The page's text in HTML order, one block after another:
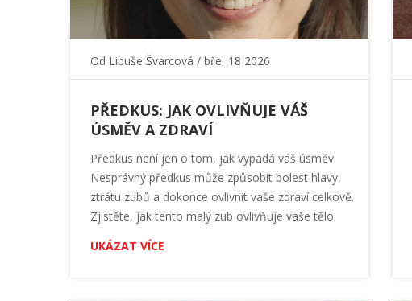
Od Libuše Švarcová / bře, 18 2026
PŘEDKUS: JAK OVLIVŇUJE VÁŠ
ÚSMĚV A ZDRAVÍ
Předkus není jen o tom, jak vypadá váš úsměv.
Nesprávný předkus může způsobit bolest hlavy,
ztrátu zubů a dokonce ovlivnit vaše zdraví celkově.
Zjistěte, jak tento malý zub ovlivňuje vaše tělo.
UKÁZAT VÍCE